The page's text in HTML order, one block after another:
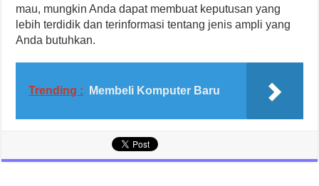
mau, mungkin Anda dapat membuat keputusan yang
lebih terdidik dan terinformasi tentang jenis ampli yang
Anda butuhkan.
Trending : Membeli Komputer Baru